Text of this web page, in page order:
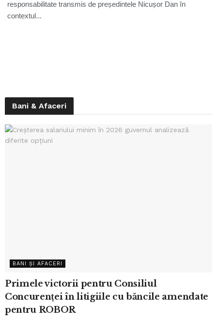
responsabilitate transmis de președintele Nicușor Dan în
contextul...
Bani & Afaceri
BANI ȘI AFACERI
Primele victorii pentru Consiliul
Concurenței în litigiile cu băncile amendate
pentru ROBOR